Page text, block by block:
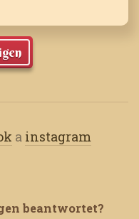
a instagram
beantwortet?